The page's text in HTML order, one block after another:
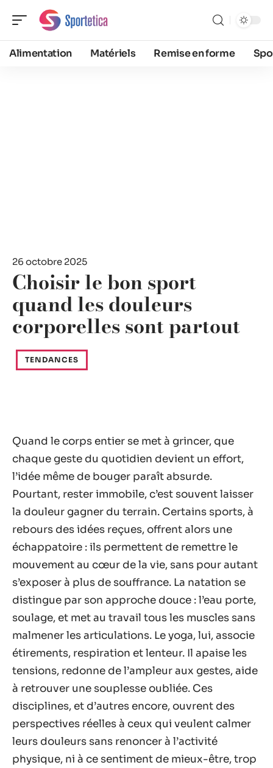
Alimentation Matériels Remise en forme
26 octobre 2025
Choisir le bon sport
quand les douleurs
corporelles sont partout
TENDANCES
Quand le corps entier se met à grincer, que
chaque geste du quotidien devient un effort,
l’idée même de bouger paraît absurde.
Pourtant, rester immobile, c’est souvent laisser
la douleur gagner du terrain. Certains sports, à
rebours des idées reçues, offrent alors une
échappatoire : ils permettent de remettre le
mouvement au cœur de la vie, sans pour autant
s’exposer à plus de souffrance. La natation se
distingue par son approche douce : l’eau porte,
soulage, et met au travail tous les muscles sans
malmener les articulations. Le yoga, lui, associe
étirements, respiration et lenteur. Il apaise les
tensions, redonne de l’ampleur aux gestes, aide
à retrouver une souplesse oubliée. Ces
disciplines, et d’autres encore, ouvrent des
perspectives réelles à ceux qui veulent calmer
leurs douleurs sans renoncer à l’activité
physique, ni à ce sentiment de mieux-être, trop